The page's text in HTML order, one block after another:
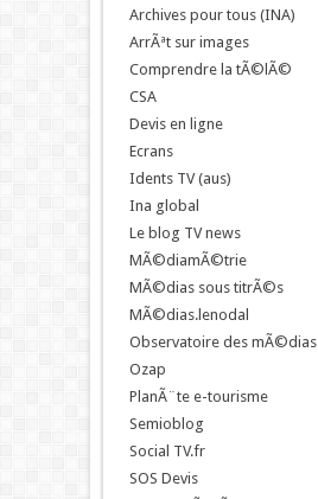
Archives pour tous (INA)
ArrÃªt sur images
Comprendre la tÃ©lÃ©
CSA
Devis en ligne
Ecrans
Idents TV (aus)
Ina global
Le blog TV news
MÃ©diamÃ©trie
MÃ©dias sous titrÃ©s
MÃ©dias.lenodal
Observatoire des mÃ©dias
Ozap
PlanÃ¨te e-tourisme
Semioblog
Social TV.fr
SOS Devis